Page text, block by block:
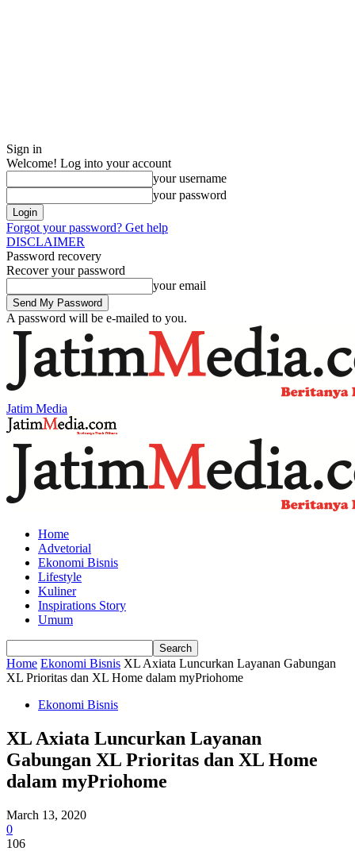
Sign in
Welcome! Log into your account
your username
your password
Forgot your password? Get help
DISCLAIMER
Password recovery
Recover your password
your email
A password will be e-mailed to you.
Jatim Media
Home
Advetorial
Ekonomi Bisnis
Lifestyle
Kuliner
Inspirations Story
Umum
Home Ekonomi Bisnis XL Axiata Luncurkan Layanan Gabungan
XL Prioritas dan XL Home dalam myPriohome
Ekonomi Bisnis
XL Axiata Luncurkan Layanan
Gabungan XL Prioritas dan XL Home
dalam myPriohome
March 13, 2020
0
106